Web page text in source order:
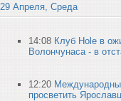
29 Апреля, Среда
14:08 Клуб Hole в
Волончунаса - в
12:20
просветить